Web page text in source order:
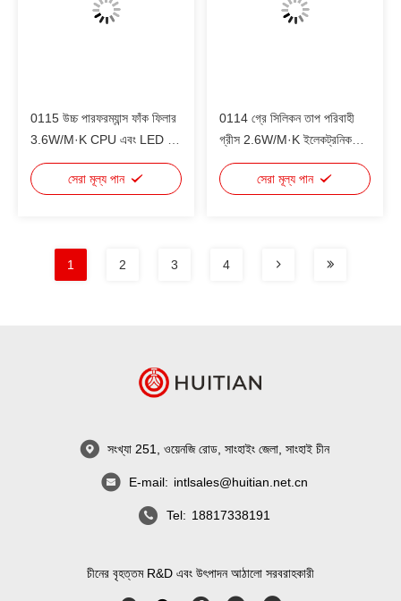
0115 উচ্চ পারফরম্যান্স ফাঁক ফিলার
3.6W/M·K CPU এবং LED চিপ
জন্য তাপীয় গ্রাস PCB এবং ধাতু
জন্য অ বিষাক্ত, অ ক্ষয়কারী
সেরা মূল্য পান
0114 গ্রে সিলিকন তাপ পরিবাহী
গ্রীস 2.6W/M·K ইলেকট্রনিক
উপাদানের তাপ পরিবাহিতা জন্য
সেরা মূল্য পান
1 2 3 4
সংখ্যা 251, ওয়েনজি রোড, সাংহাইং জেলা, সাংহাই চীন
E-mail: intlsales@huitian.net.cn
Tel: 18817338191
চীনের বৃহত্তম R&D এবং উৎপাদন আঠালো সরবরাহকারী